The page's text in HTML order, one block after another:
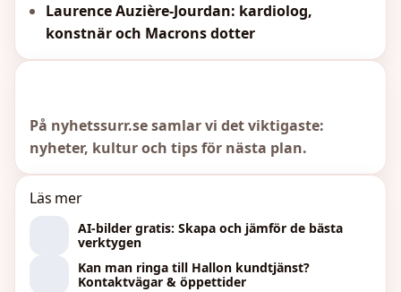
Laurence Auzière-Jourdan: kardiolog,
konstnär och Macrons dotter
På nyhetssurr.se samlar vi det viktigaste:
nyheter, kultur och tips för nästa plan.
Läs mer
AI-bilder gratis: Skapa och jämför de bästa
verktygen
Kan man ringa till Hallon kundtjänst?
Kontaktvägar & öppettider